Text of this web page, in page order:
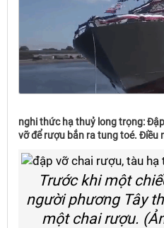
nghi thức hạ thuỷ long trọng:
vỡ để rượu bắn ra tung toé. Điều
Trước khi một
người phương Tây
một chai rượu.